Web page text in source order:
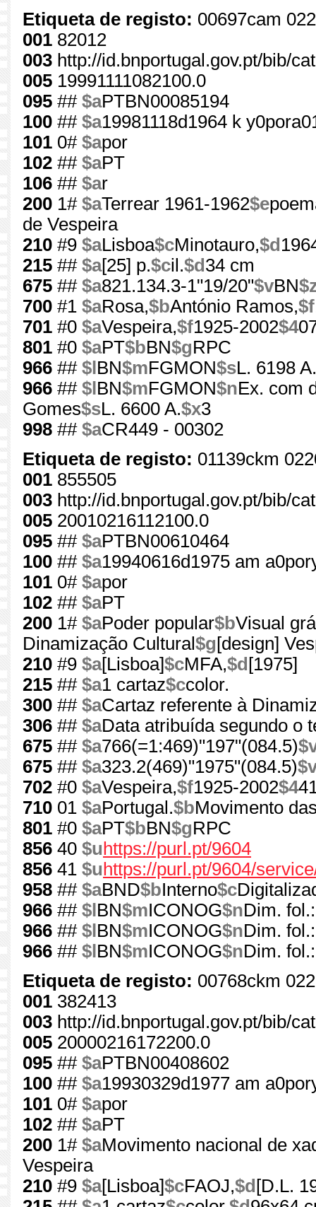
Etiqueta de registo: 00697cam
001 82012
003 http://id.bnportugal.gov.pt/bib/
005 19991111082100.0
095 ## $aPTBN00085194
100 ## $a19981118d1964 k
101 0# $apor
102 ## $aPT
106 ## $ar
200 1# $aTerrear 1961-1962$e
de Vespeira
210 #9 $aLisboa$cMinotauro,$d
215 ## $a[25] p.$cil.$d 34 cm
675 ## $a821.134.3-1"19/20"$vBN
700 #1 $aRosa,$bAntónio Ramos,$f
701 #0 $aVespeira,$f1925-2002$4
801 #0 $aPT$bBN$gRPC
966 ## $l BN$mFGMON$sL. 6198 A.
966 ## $l BN$mFGMON$nEx. com
Gomes$sL. 6600 A.$x3
998 ## $aCR449 - 00302
Etiqueta de registo: 01139ckm
001 855505
003 http://id.bnportugal.gov.pt/bib/
005 20010216112100.0
095 ## $aPTBN00610464
100 ## $a19940616d1975 am
101 0# $apor
102 ## $aPT
200 1# $aPoder popular$bVisual
Dinamização Cultural$g [design]
210 #9 $a[Lisboa]$cMFA,$d [1975]
215 ## $a1 cartaz$ccolor.
300 ## $aCartaz referente à
306 ## $aData atribuída segundo o
675 ## $a766(=1:469)"197"(084.5)
675 ## $a323.2(469)"1975"(084.5)
702 #0 $aVespeira,$f1925-2002$4
710 01 $aPortugal.$bMovimento
801 #0 $aPT$bBN$gRPC
856 40 $u https://purl.pt/9604
856 41 $u https://purl.pt/9604/
958 ## $aBND$bInterno$c
966 ## $l BN$mICONOG$nDim.
966 ## $l BN$mICONOG$nDim.
966 ## $l BN$mICONOG$nDim.
Etiqueta de registo: 00768ckm
001 382413
003 http://id.bnportugal.gov.pt/bib/
005 20000216172200.0
095 ## $aPTBN00408602
100 ## $a19930329d1977 am
101 0# $apor
102 ## $aPT
200 1# $aMovimento nacional de
Vespeira
210 #9 $a[Lisboa]$cFAOJ,$d [D.L.